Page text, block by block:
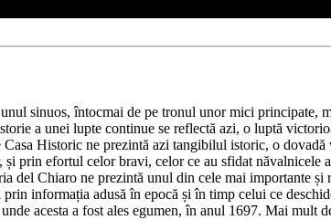
sinuos, întocmai de pe tronul unor mici principate,
a unei lupte continue se reflectă azi, o luptă
Historic ne prezintă azi tangibilul istoric, o dovadă
prin efortul celor bravi, celor ce au sfidat năvalnicele
del Chiaro ne prezintă unul din cele mai importante și
informația adusă în epocă și în timp celui ce
acesta a fost ales egumen, în anul 1697. Mai mult